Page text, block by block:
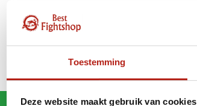
Toestemming
Deze website maakt gebruik van cookies
Phantom